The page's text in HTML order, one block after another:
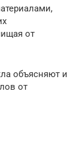
от
объясняют и
от